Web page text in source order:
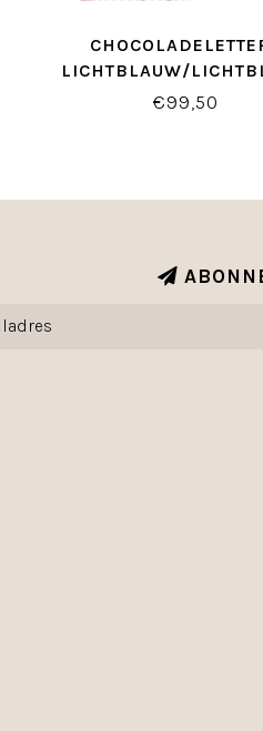
LICHTBLAUW/
INPAKPAPIER
€99,50